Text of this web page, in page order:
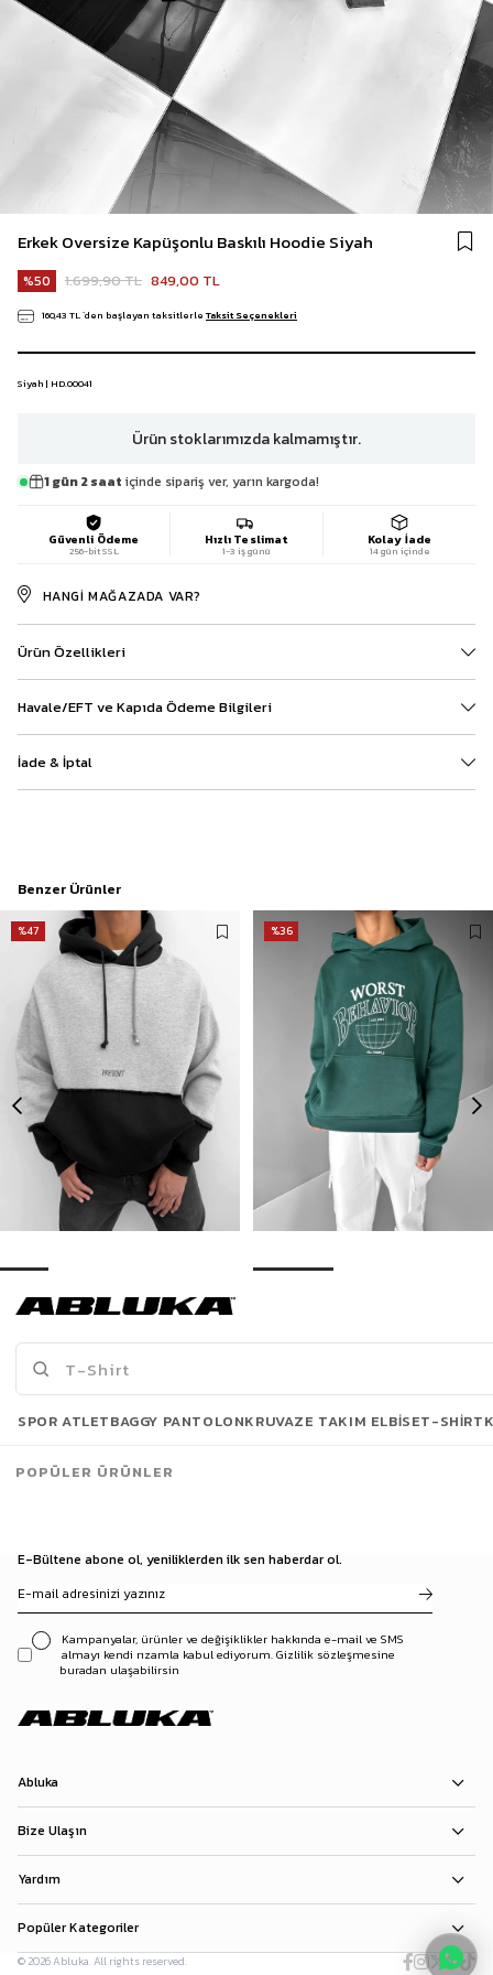
Erkek Oversize Kapüşonlu Baskılı Hoodie Siyah
50 1.699,90 TL 849,00 TL
160,43 TL`den başlayan taksitlerle Taksit Seçenekleri
Siyah | HD.00041
Ürün stoklarımızda kalmamıştır.
1 gün 2 saat içinde sipariş ver, yarın kargoda!
Güvenli Ödeme
256-bit SSL
Hızlı Teslimat
1-3 iş günü
Kolay İade
14 gün içinde
HANGI MAĞAZADA VAR?
Ürün Özellikleri
Havale/EFT ve Kapıda Ödeme Bilgileri
İade & İptal
Benzer Ürünler
%47
499,90 TL
949,90 TL
%36
Son Bakılanlar
E-Bültene abone ol, yeniliklerden ilk sen haberdar ol.
Kampanyalar, ürünler ve değişiklikler hakkında e-mail ve SMS
almayı kendi rızamla kabul ediyorum. Gizlilik sözleşmesine
buradan ulaşabilirsin
Abluka
Bize Ulaşın
Yardım
Popüler Kategoriler
© 2026 Abluka. All rights reserved.
SPOR ATLETBAGGY PANTOLONKRUVAZE TAKIM ELBISET-SHIRT
POPÜLER ÜRÜNLER